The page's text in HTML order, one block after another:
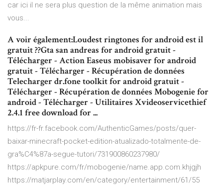
car ici il ne sera plus question de la même animation mais
vous...
A voir également:Loudest ringtones for android est il
gratuit ??Gta san andreas for android gratuit -
Télécharger - Action Easeus mobisaver for android
gratuit - Télécharger - Récupération de données
Telecharger dr.fone toolkit for android gratuit -
Télécharger - Récupération de données Mobogenie for
android - Télécharger - Utilitaires Xvideoservicethief
2.4.1 free download for ...
https://fr-fr.facebook.com/AuthenticGames/posts/quer-
baixar-minecraft-pocket-edition-atualizado-totalmente-de-
gra%C4%87a-segue-tutori/731900860237980/
https://apkpure.com/fr/mobogenie/name.app.com.khjgjh
https://matjarplay.com/en/category/entertainment/61/55